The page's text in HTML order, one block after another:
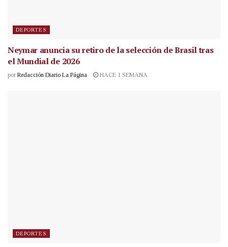
DEPORTES
Neymar anuncia su retiro de la selección de Brasil tras
el Mundial de 2026
por Redacción Diario La Página HACE 1 SEMANA
DEPORTES